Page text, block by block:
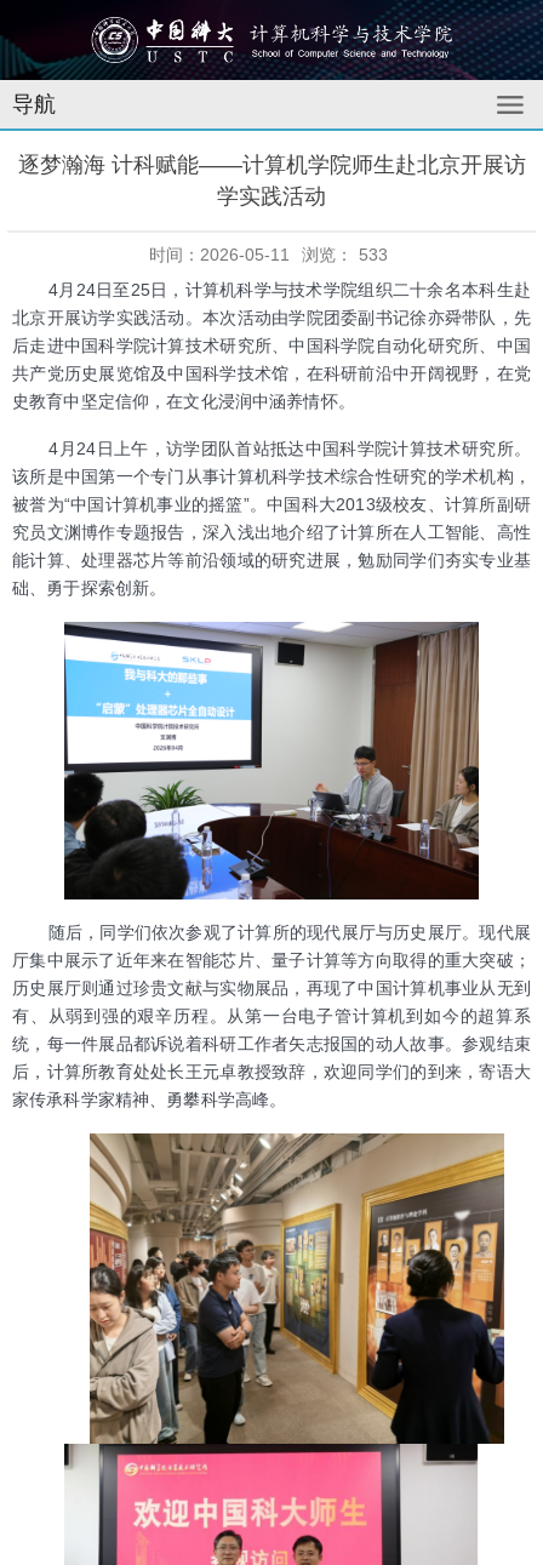
导航
逐梦瀚海 计科赋能——计算机学院师生赴北京开展访
学实践活动
时间：2026-05-11 浏览：
533
4月24日至25日，计算机科学与技术学院组织二十余名本科生赴
北京开展访学实践活动。本次活动由学院团委副书记徐亦舜带队，先
后走进中国科学院计算技术研究所、中国科学院自动化研究所、中国
共产党历史展览馆及中国科学技术馆，在科研前沿中开阔视野，在党
史教育中坚定信仰，在文化浸润中涵养情怀。
4月24日上午，访学团队首站抵达中国科学院计算技术研究所。
该所是中国第一个专门从事计算机科学技术综合性研究的学术机构，
被誉为“中国计算机事业的摇篮”。中国科大2013级校友、计算所副研
究员文渊博作专题报告，深入浅出地介绍了计算所在人工智能、高性
能计算、处理器芯片等前沿领域的研究进展，勉励同学们夯实专业基
础、勇于探索创新。
随后，同学们依次参观了计算所的现代展厅与历史展厅。现代展
厅集中展示了近年来在智能芯片、量子计算等方向取得的重大突破；
历史展厅则通过珍贵文献与实物展品，再现了中国计算机事业从无到
有、从弱到强的艰辛历程。从第一台电子管计算机到如今的超算系
统，每一件展品都诉说着科研工作者矢志报国的动人故事。参观结束
后，计算所教育处处长王元卓教授致辞，欢迎同学们的到来，寄语大
家传承科学家精神、勇攀科学高峰。